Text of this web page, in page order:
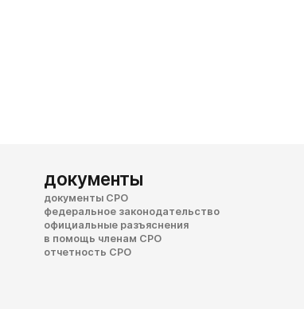
документы
документы СРО
федеральное законодательство
официальные разъяснения
в помощь членам СРО
отчетность СРО